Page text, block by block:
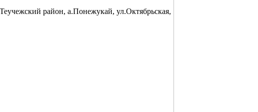
район, а.Понежукай, ул.Октябрьская,